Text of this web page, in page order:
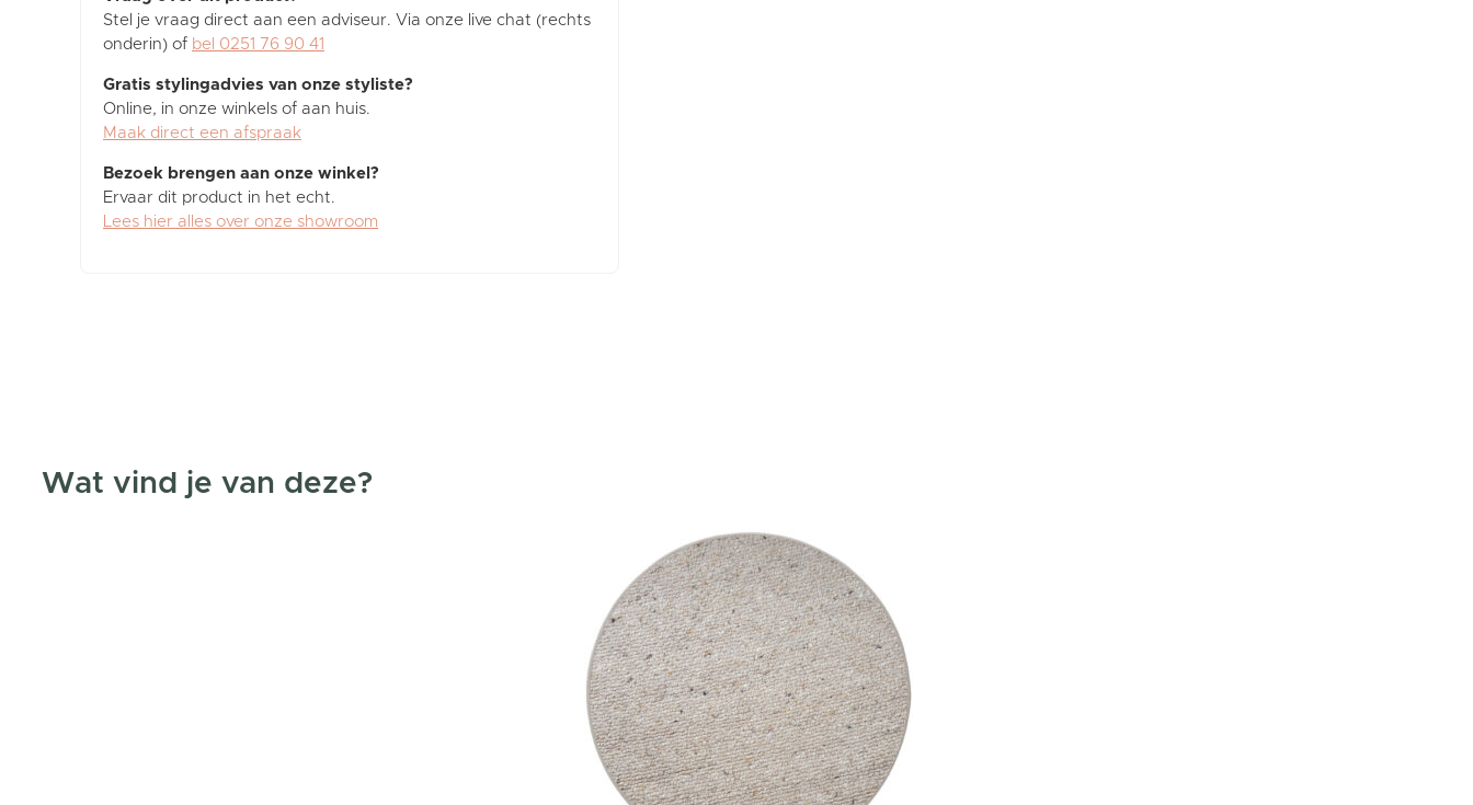
Stel je vraag direct aan een adviseur. Via onze live chat (rechts
onderin) of bel 0251 76 90 41
Gratis stylingadvies van onze styliste?
Online, in onze winkels of aan huis.
Maak direct een afspraak
Bezoek brengen aan onze winkel?
Ervaar dit product in het echt.
Lees hier alles over onze showroom
Wat vind je van deze?